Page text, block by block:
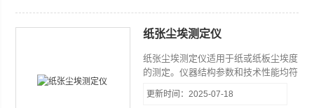
纸张尘埃测定仪
纸张尘埃测定仪适用于纸或纸板尘埃度
的测定。仪器结构参数和技术性能均符
的测定法》等有关标准要求。 １、 光
更新时间：2025-07-18